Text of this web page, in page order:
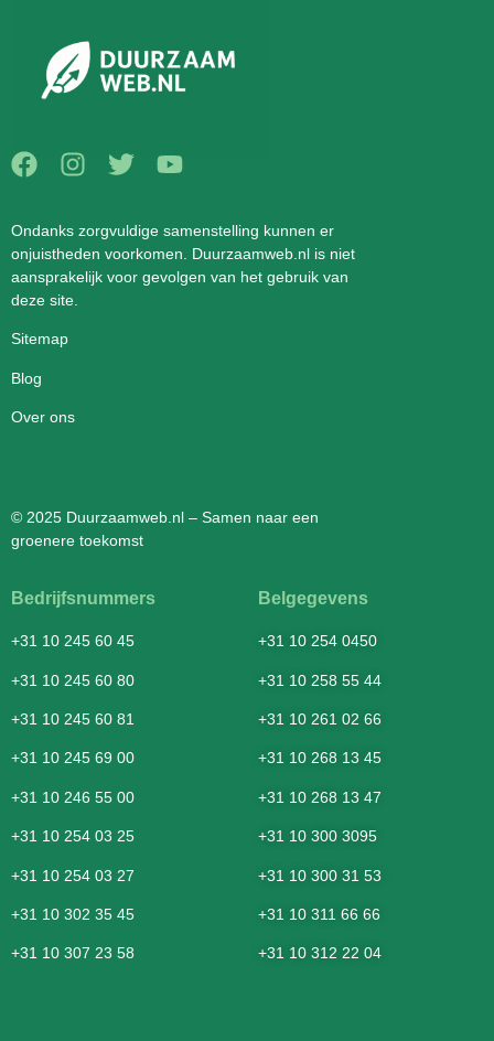
Ondanks zorgvuldige samenstelling kunnen er
onjuistheden voorkomen. Duurzaamweb.nl is niet
aansprakelijk voor gevolgen van het gebruik van
deze site.
Sitemap
Blog
Over ons
© 2025 Duurzaamweb.nl – Samen naar een
groenere toekomst
Bedrijfsnummers
+31 10 245 60 45
+31 10 245 60 80
+31 10 245 60 81
+31 10 245 69 00
+31 10 246 55 00
+31 10 254 03 25
+31 10 254 03 27
+31 10 302 35 45
+31 10 307 23 58
Belgegevens
+31 10 254 0450
+31 10 258 55 44
+31 10 261 02 66
+31 10 268 13 45
+31 10 268 13 47
+31 10 300 3095
+31 10 300 31 53
+31 10 311 66 66
+31 10 312 22 04